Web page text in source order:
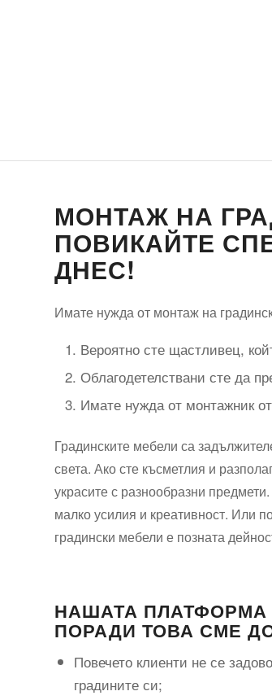
МОНТАЖ НА
ПОВИКАЙТЕ
ДНЕС!
Имате нужда от монтаж на
Вероятно сте щастливец,
Облагодетелствани сте да
Имате нужда от монтажник
Градинските мебели са
света. Ако сте късметлия и
украсите с разнообразни
малко усилия и креативност. Или
градински мебели е позната
НАШАТА ПЛАТФОРМА
ПОРАДИ ТОВА СМЕ
Повечето клиенти не се
градините си;